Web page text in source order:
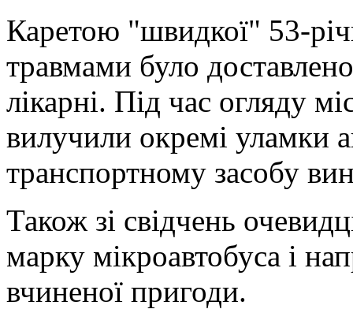
Каретою "швидкої" 53-
травмами було
лікарні. Під час огляду
вилучили окремі уламки
транспортному засобу
Також зі свідчень
марку мікроавтобуса і
вчиненої пригоди.